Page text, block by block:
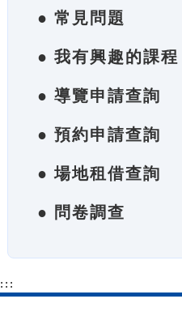
● 常見問題
● 我有興趣的課程
● 導覽申請查詢
● 預約申請查詢
● 場地租借查詢
● 問卷調查
:::